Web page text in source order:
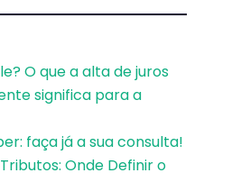
O que a alta de juros
significa para a
faça já a sua consulta!
Onde Definir o